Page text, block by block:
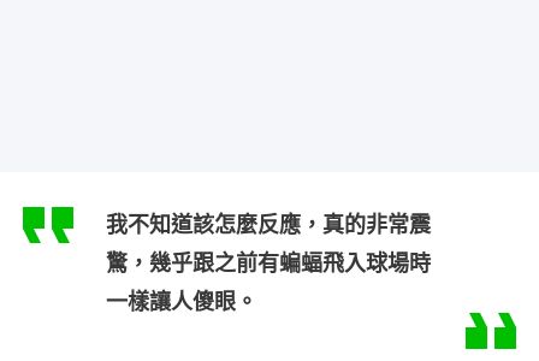
我不知道該怎麼反應，真的非常震
驚，幾乎跟之前有蝙蝠飛入球場時
一樣讓人傻眼。